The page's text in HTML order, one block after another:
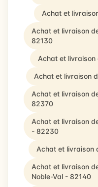
Achat et
Achat et livraison
82130
Achat et livraison
Achat et livraison
Achat et livraison
82370
Achat et livraison
- 82230
Achat et livraison
Achat et livraison
Noble-Val - 82140